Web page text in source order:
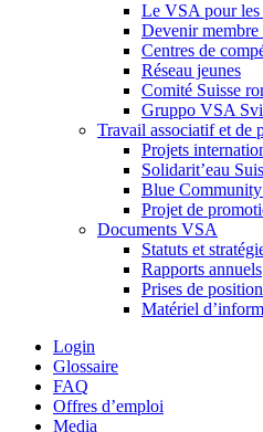
Le VSA pour les
Devenir
Centres de
Réseau jeunes
Comité Suisse
Gruppo VSA
Travail associatif et de
Projets
Solidarit’eau
Blue Community
Projet de
Documents VSA
Statuts et
Rapports annuels
Prises de
Matériel
Login
Glossaire
FAQ
Offres d’emploi
Media